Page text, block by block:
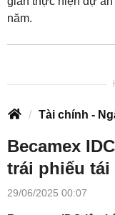
năm.
Tài chính -
Becamex
trái phiếu
29/06/2025 00:07